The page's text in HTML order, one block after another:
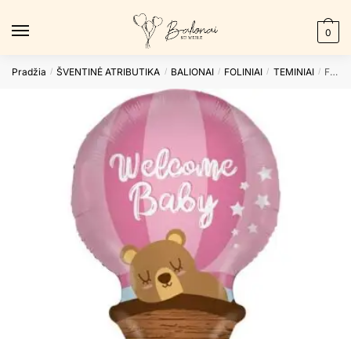
0
Pradžia / ŠVENTINĖ ATRIBUTIKA / BALIONAI / FOLINIAI / TEMINIAI / Folinis balionas THE STAANDUPS – GIRL